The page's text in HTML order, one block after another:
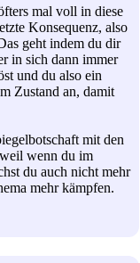
mal voll in diese
Konsequenz, also
geht indem du dir
in sich dann immer
und du also ein
Zustand an, damit
mit den
wenn du im
du auch nicht mehr
mehr kämpfen.